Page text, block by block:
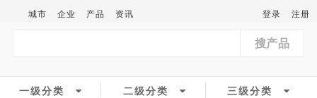
城市 企业 产品 资讯 登录 注册
搜产品
一级分类 二级分类 三级分类